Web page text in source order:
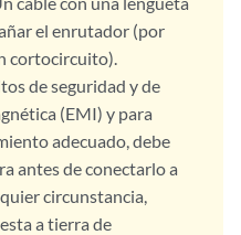
el enrutador (por
cortocircuito).
de seguridad y de
(EMI) y para
adecuado, debe
antes de conectarlo a
circunstancia,
a tierra de